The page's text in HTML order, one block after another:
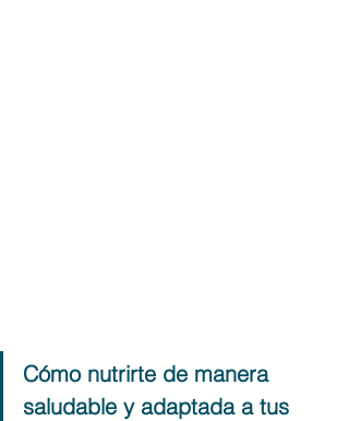
Cómo nutrirte de manera
saludable y adaptada a tus